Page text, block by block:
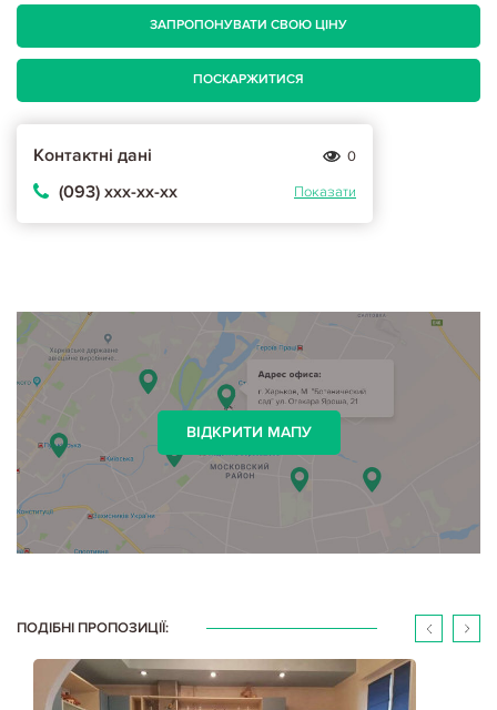
ЗАПРОПОНУВАТИ СВОЮ ЦІНУ
ПОСКАРЖИТИСЯ
Контактні дані 0
(093) ххх-хх-хх Показати
ВІДКРИТИ МАПУ
ПОДІБНІ ПРОПОЗИЦІЇ: